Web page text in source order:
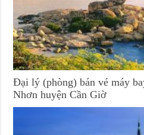
Đại lý (phòng) bán vé máy
Nhơn huyện Cần Giờ